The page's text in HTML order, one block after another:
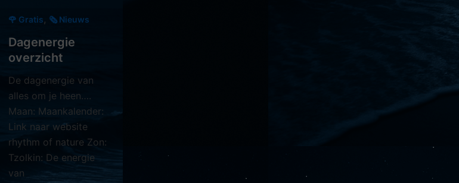
🌹 Gratis, 🗞️ Nieuws
Dagenergie
overzicht
De dagenergie van
alles om je heen….
Maan: Maankalender:
Link naar website
rhythm of nature Zon:
Tzolkin: De energie
van